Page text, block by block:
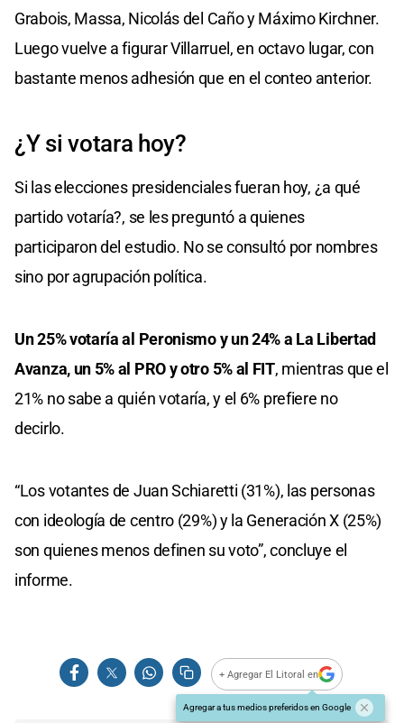
Grabois, Massa, Nicolás del Caño y Máximo Kirchner.
Luego vuelve a figurar Villarruel, en octavo lugar, con
bastante menos adhesión que en el conteo anterior.
¿Y si votara hoy?
Si las elecciones presidenciales fueran hoy, ¿a qué
partido votaría?, se les preguntó a quienes
participaron del estudio. No se consultó por nombres
sino por agrupación política.
Un 25% votaría al Peronismo y un 24% a La Libertad
Avanza, un 5% al PRO y otro 5% al FIT, mientras que el
21% no sabe a quién votaría, y el 6% prefiere no
decirlo.
“Los votantes de Juan Schiaretti (31%), las personas
con ideología de centro (29%) y la Generación X (25%)
son quienes menos definen su voto”, concluye el
informe.
+ Agregar El Litoral en
Agregar a tus medios preferidos en Google